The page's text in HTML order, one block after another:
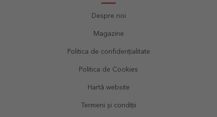
Despre noi
Magazine
Politica de confidențialitate
Politica de Cookies
Hartă website
Termeni și condiții